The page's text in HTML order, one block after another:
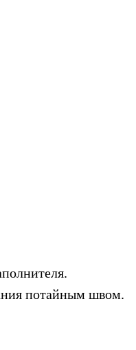
потайным швом.